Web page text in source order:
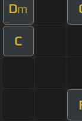
Dm
C